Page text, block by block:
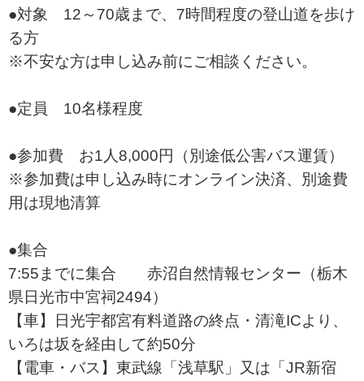
●対象 12～70歳まで、7時間程度の登山道を歩け
る方
※不安な方は申し込み前にご相談ください。
●定員 10名様程度
●参加費 お1人8,000円（別途低公害バス運賃）
※参加費は申し込み時にオンライン決済、別途費
用は現地清算
●集合
7:55までに集合 赤沼自然情報センター（栃木
県日光市中宮祠2494）
【車】日光宇都宮有料道路の終点・清滝ICより、
いろは坂を経由して約50分
【電車・バス】東武線「浅草駅」又は「JR新宿